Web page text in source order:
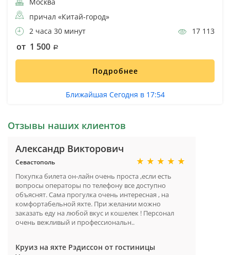
причал «Китай-город»
2 часа 30 минут
17 113
от 1 500
Подробнее
Ближайшая Сегодня в 17:54
Отзывы наших клиентов
Александр Викторович
Севастополь
Покупка билета он-лайн очень проста ,если есть
вопросы операторы по телефону все доступно
объяснят. Сама прогулка очень интересная , на
комфортабельной яхте. При желании можно
заказать еду на любой вкус и кошелек ! Персонал
очень вежливый и профессиональн..
Круиз на яхте Рэдиссон от гостиницы